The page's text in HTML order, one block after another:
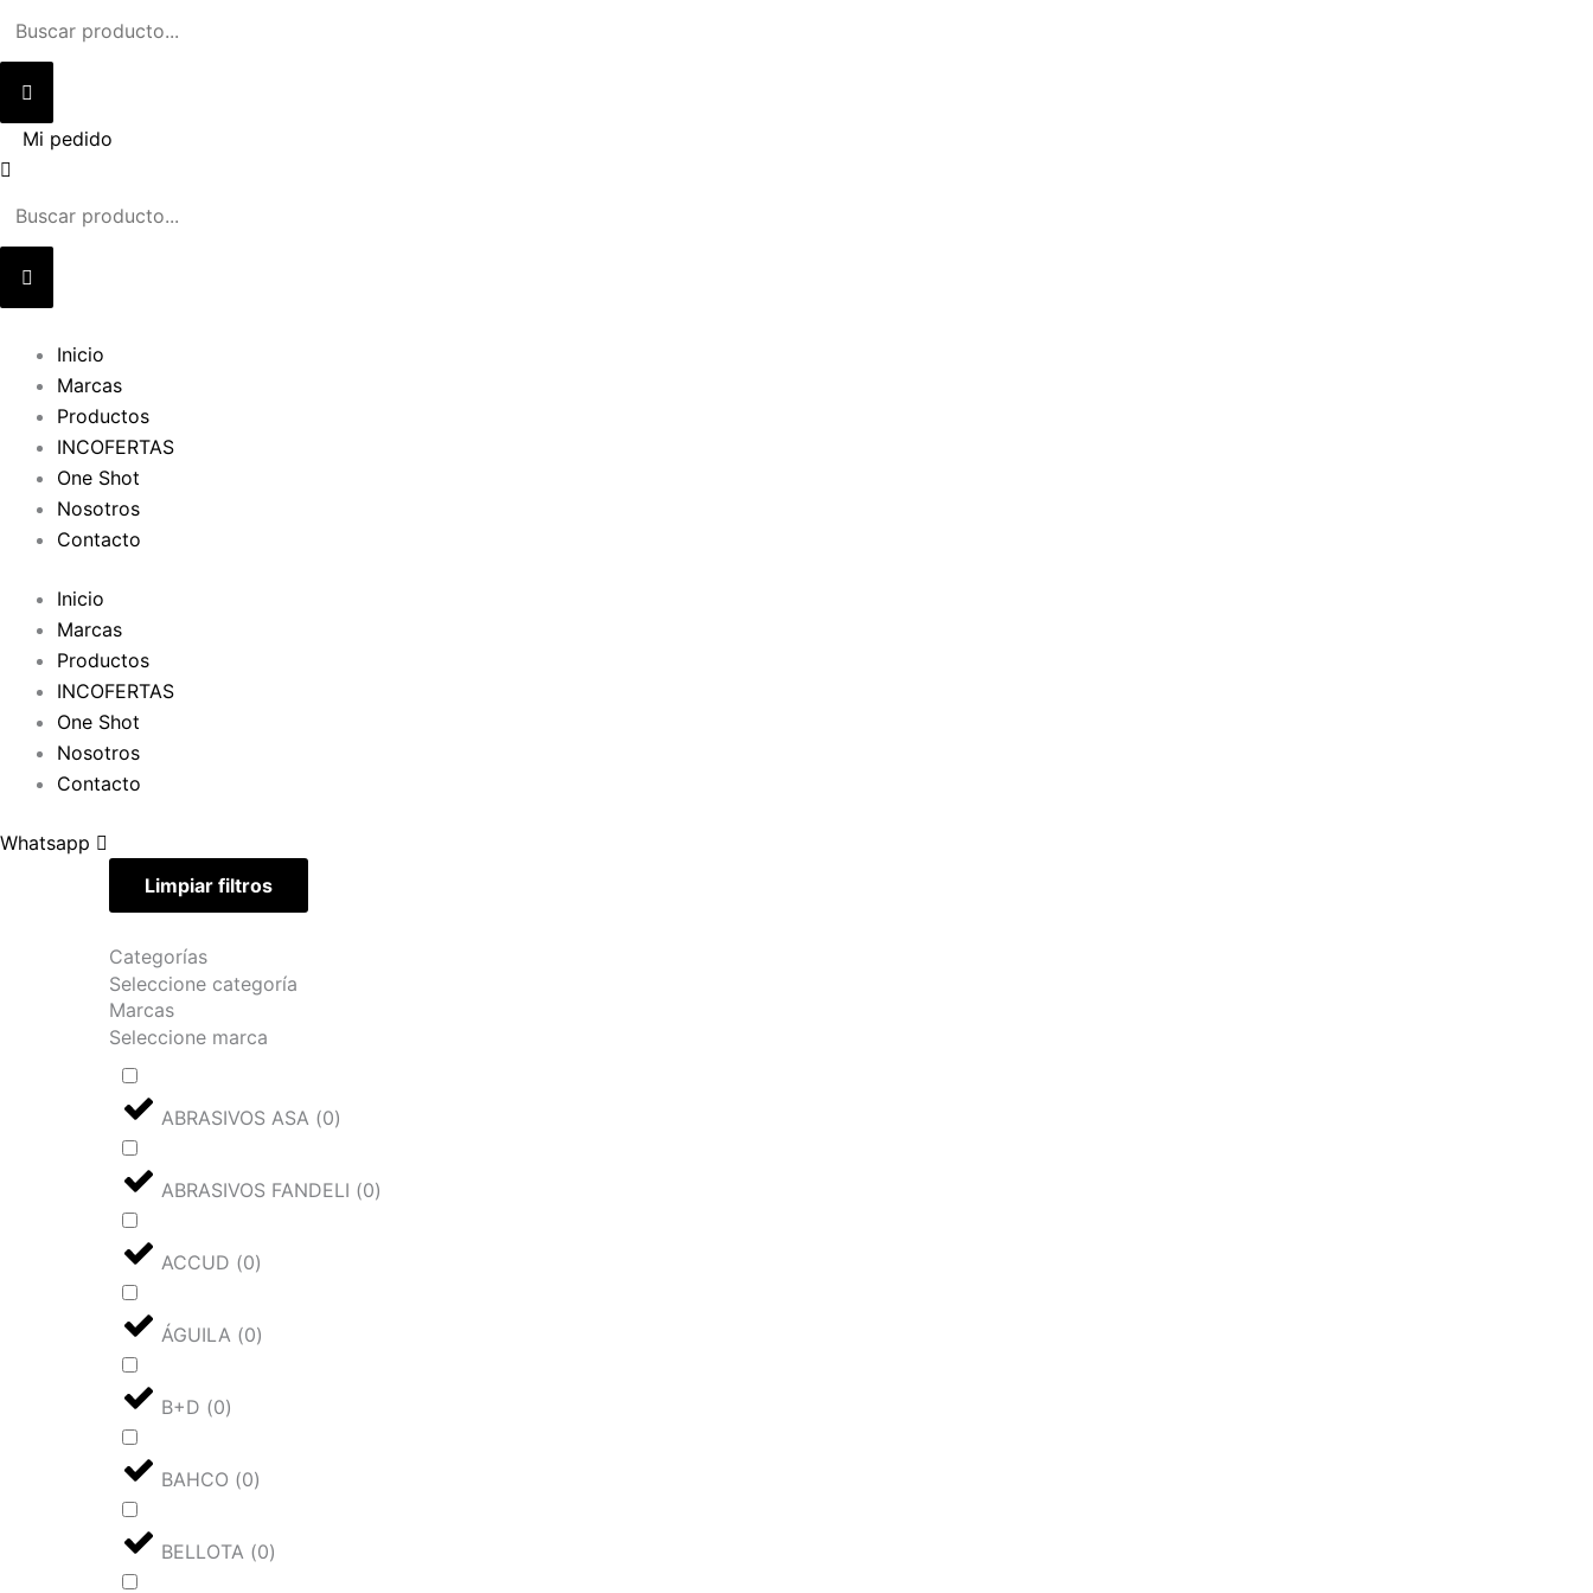
Mi pedido
Inicio
Marcas
Productos
INCOFERTAS
One Shot
Nosotros
Contacto
Inicio
Marcas
Productos
INCOFERTAS
One Shot
Nosotros
Contacto
Whatsapp
Limpiar filtros
Categorías
Seleccione categoría
Marcas
Seleccione marca
ABRASIVOS ASA (0)
ABRASIVOS FANDELI (0)
ACCUD (0)
ÁGUILA (0)
B+D (0)
BAHCO (0)
BELLOTA (0)